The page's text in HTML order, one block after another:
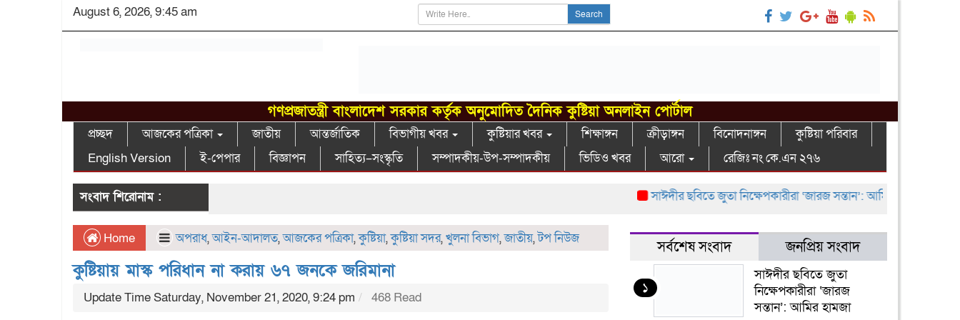
August 6, 2026, 9:45 am Search
গণপ্রজাতন্ত্রী বাংলাদেশ সরকার কর্তৃক অনুমোদিত দৈনিক কুষ্টিয়া অনলাইন পোর্টাল
প্রচ্ছদ আজকের পত্রিকা জাতীয় আন্তর্জাতিক বিভাগীয় খবর কুষ্টিয়ার খবর শিক্ষাঙ্গন ক্রীড়াঙ্গন বিনোদনাঙ্গন
কুষ্টিয়া পরিবার
English Version
ই-পেপার বিজ্ঞাপন সাহিত্য–সংস্কৃতি সম্পাদকীয়-উপ-সম্পাদকীয় ভিডিও খবর আরো রেজিঃ নং কে.এন ২৭৬
সংবাদ শিরোনাম : সাঈদীর ছবিতে জুতা নিক্ষেপকারীরা ‘জারজ সন্তান’: আমির হামজা
Home অপরাধ,আইন-আদালত,আজকের পত্রিকা,কুষ্টিয়া,কুষ্টিয়া সদর,খুলনা বিভাগ,জাতীয়,টপ নিউজ
কুষ্টিয়ায় মাস্ক পরিধান না করায় ৬৭ জনকে জরিমানা
Update Time Saturday, November 21, 2020, 9:24 pm 468 Read
সর্বশেষ সংবাদ জনপ্রিয় সংবাদ
১
সাঈদীর ছবিতে জুতা
নিক্ষেপকারীরা ‘জারজ
সন্তান’: আমির হামজা